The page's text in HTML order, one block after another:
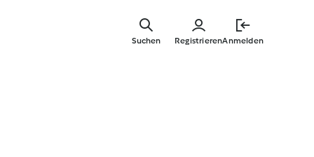
springen
RegistrierenAnmelden
Suchen